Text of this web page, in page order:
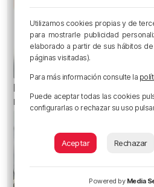
Bilbao valora la futura ley
regañado»
Utilizamos cookies propias y de
para mostrarle publicidad
elaborado a partir de sus hábitos
páginas visitadas).
Para más información consulte la
Puede aceptar todas las cookies
configurarlas o rechazar su uso
Aceptar Rechazar
Powered by Media